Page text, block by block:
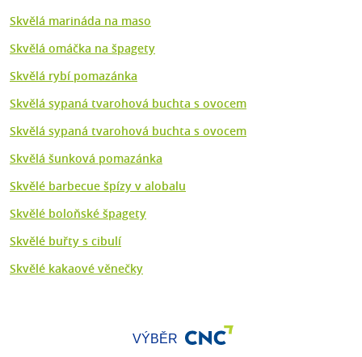
Skvělá marináda na maso
Skvělá omáčka na špagety
Skvělá rybí pomazánka
Skvělá sypaná tvarohová buchta s ovocem
Skvělá sypaná tvarohová buchta s ovocem
Skvělá šunková pomazánka
Skvělé barbecue špízy v alobalu
Skvělé boloňské špagety
Skvělé buřty s cibulí
Skvělé kakaové věnečky
VÝBĚR